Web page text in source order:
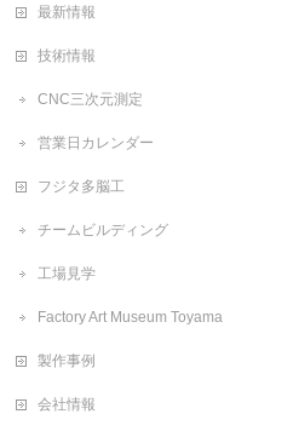
最新情報
技術情報
CNC三次元測定
営業日カレンダー
フジタ多脳工
チームビルディング
工場見学
Factory Art Museum Toyama
製作事例
会社情報